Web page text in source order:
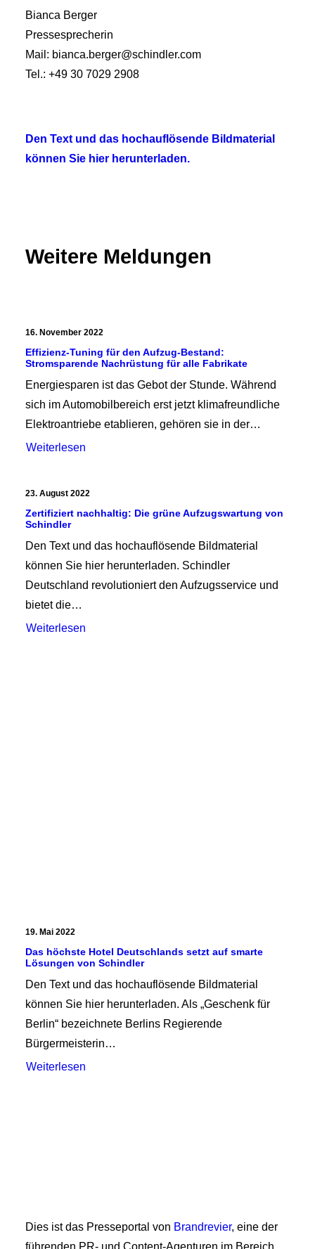
Bianca Berger
Pressesprecherin
Mail: bianca.berger@schindler.com
Tel.: +49 30 7029 2908
Den Text und das hochauflösende Bildmaterial
können Sie hier herunterladen.
Weitere Meldungen
16. November 2022
Effizienz-Tuning für den Aufzug-Bestand:
Stromsparende Nachrüstung für alle Fabrikate
Energiesparen ist das Gebot der Stunde. Während
sich im Automobilbereich erst jetzt klimafreundliche
Elektroantriebe etablieren, gehören sie in der…
Weiterlesen
23. August 2022
Zertifiziert nachhaltig: Die grüne Aufzugswartung von
Schindler
Den Text und das hochauflösende Bildmaterial
können Sie hier herunterladen. Schindler
Deutschland revolutioniert den Aufzugsservice und
bietet die…
Weiterlesen
19. Mai 2022
Das höchste Hotel Deutschlands setzt auf smarte
Lösungen von Schindler
Den Text und das hochauflösende Bildmaterial
können Sie hier herunterladen. Als „Geschenk für
Berlin“ bezeichnete Berlins Regierende
Bürgermeisterin…
Weiterlesen
Dies ist das Presseportal von Brandrevier, eine der
führenden PR- und Content-Agenturen im Bereich